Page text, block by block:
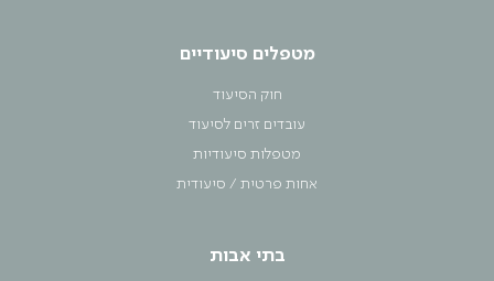
מטפלים סיעודיים
חוק הסיעוד
עובדים זרים לסיעוד
מטפלות סיעודיות
אחות פרטית / סיעודית
בתי אבות